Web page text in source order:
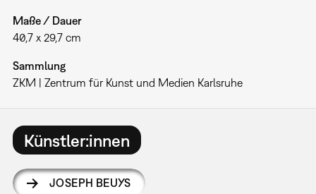
Maße / Dauer
40,7 x 29,7 cm
Sammlung
ZKM | Zentrum für Kunst und Medien Karlsruhe
Künstler:innen
JOSEPH BEUYS